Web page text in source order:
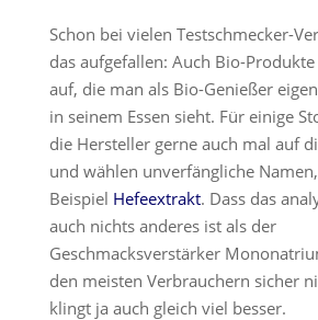
Schon bei vielen Testschmecker-
das aufgefallen: Auch Bio-
auf, die man als Bio-Genießer
in seinem Essen sieht. Für einige
die Hersteller gerne auch mal auf
und wählen unverfängliche
Beispiel Hefeextrakt. Dass das
auch nichts anderes ist als der
Geschmacksverstärker
den meisten Verbrauchern sicher
klingt ja auch gleich viel besser.